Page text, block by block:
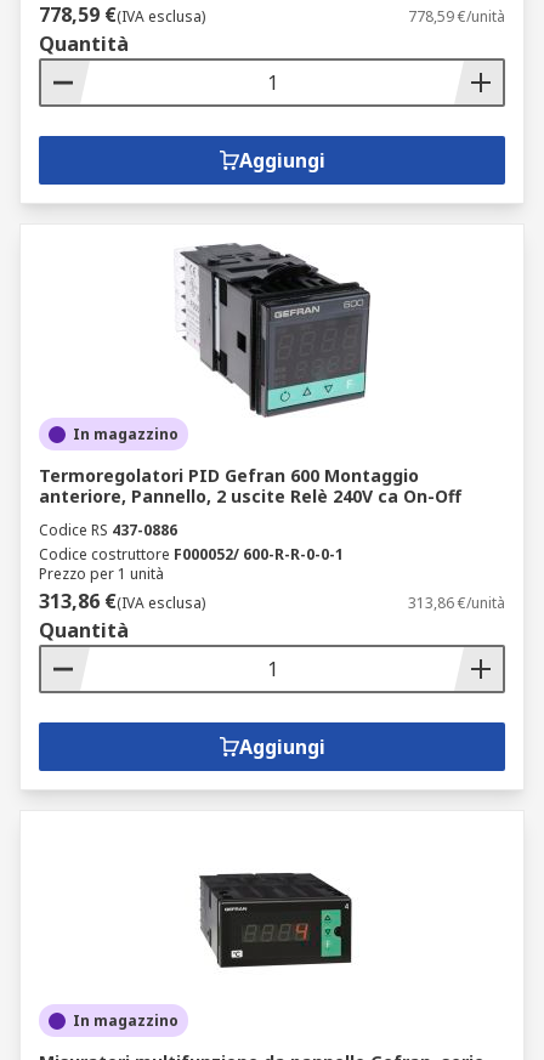
778,59 €(IVA esclusa) 778,59 €/unità
Quantità
Aggiungi
In magazzino
Termoregolatori PID Gefran 600 Montaggio
anteriore, Pannello, 2 uscite Relè 240V ca On-Off
Codice RS 437-0886
Codice costruttore F000052/ 600-R-R-0-0-1
Prezzo per 1 unità
313,86 €(IVA esclusa) 313,86 €/unità
Quantità
Aggiungi
In magazzino